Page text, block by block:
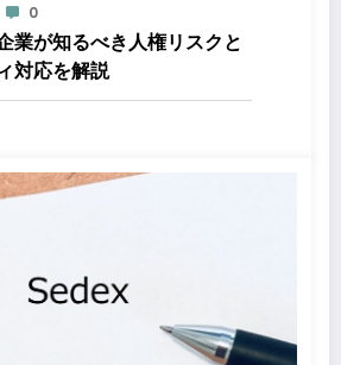
0
業が知るべき人権リスクと
対応を解説